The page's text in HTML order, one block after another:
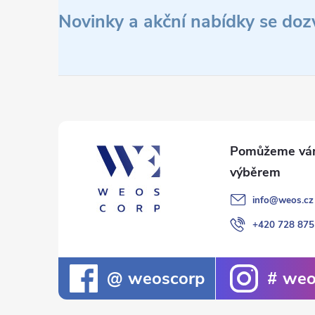
d
c
ý
Novinky a akční nabídky se
info@weos.cz
+420 728
weoscorp